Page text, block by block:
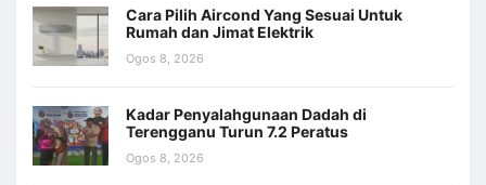
Cara Pilih Aircond Yang Sesuai Untuk
Rumah dan Jimat Elektrik
Ogos 8, 2026
Kadar Penyalahgunaan Dadah di
Terengganu Turun 7.2 Peratus
Ogos 8, 2026